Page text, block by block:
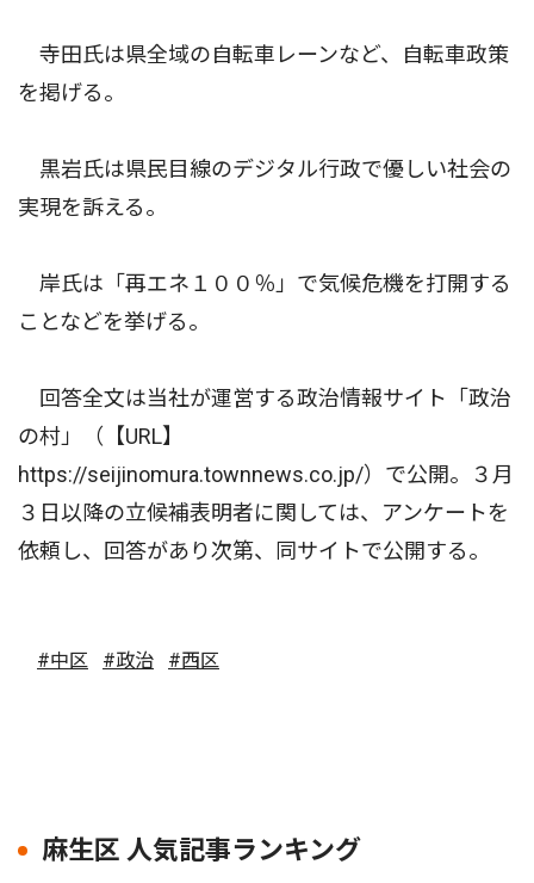
寺田氏は県全域の自転車レーンなど、自転車政策
を掲げる。
黒岩氏は県民目線のデジタル行政で優しい社会の
実現を訴える。
岸氏は「再エネ１００％」で気候危機を打開する
ことなどを挙げる。
回答全文は当社が運営する政治情報サイト「政治
の村」（【URL】
https://seijinomura.townnews.co.jp/）で公開。３月
３日以降の立候補表明者に関しては、アンケートを
依頼し、回答があり次第、同サイトで公開する。
#中区 #政治 #西区
麻生区 人気記事ランキング